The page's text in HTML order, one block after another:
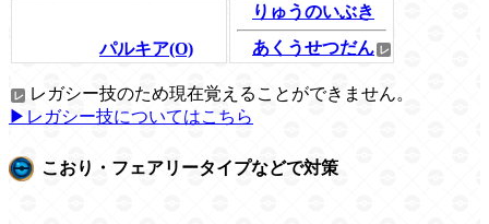
パルキア(O)
りゅうのいぶき
あくうせつだん
レガシー技のため現在覚えることができません。
▶レガシー技についてはこちら
こおり・フェアリータイプなどで対策